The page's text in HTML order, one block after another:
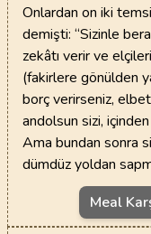
Onlardan on iki
demişti: “Sizinle
zekâtı verir ve
(fakirlere gönülden
borç verirseniz,
andolsun sizi,
Ama bundan sonra
dümdüz yoldan
Meal